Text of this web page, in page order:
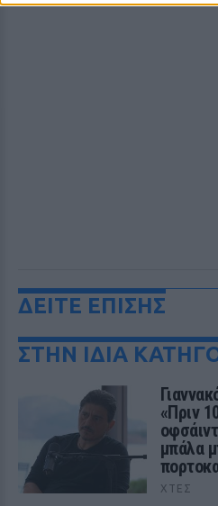
ΔΕΙΤΕ ΕΠΙΣΗΣ
ΣΤΗΝ ΙΔΙΑ
«Πριν
μπάλα
ΧΤΕΣ